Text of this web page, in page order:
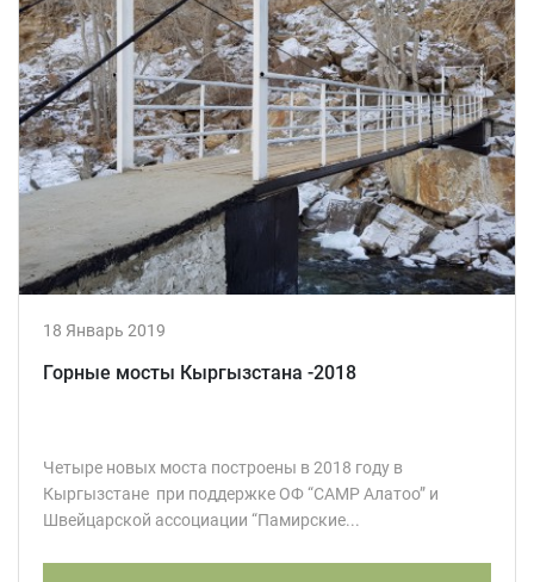
18 Январь 2019
Горные мосты Кыргызстана -2018
Четыре новых моста построены в 2018 году в
Кыргызстане при поддержке ОФ “CAMP Алатоо” и
Швейцарской ассоциации “Памирские...